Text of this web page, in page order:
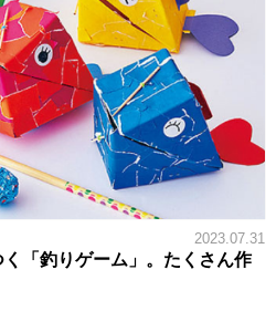
2023.07.31
「釣りゲーム」。たくさん作